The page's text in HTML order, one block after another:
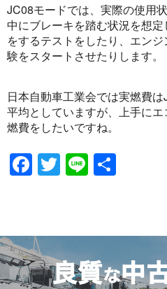
JC08モードでは、実際の使用
中にブレーキを踏む状況を想
をするテストをしたり、エン
験をスタートさせたりします。
日本自動車工業会では実燃費
平均としていますが、上手に
燃費をしたいですね。
Facebook
Twitter
Line